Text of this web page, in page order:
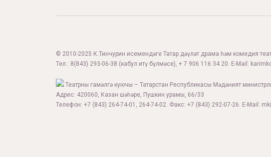
© 2010-2025 К.Тинчурин исемендәге Татар дәүләт драма һәм комедия
Тел.: 8(843) 293-06-38 (кабул итү бүлмәсе), + 7 906 116 34 20. E-Mail:
Театрны гамәлгә куючы – Татарстан Республикасы Мәдәният
Адрес: 420060, Казан шәһәре, Пушкин урамы, 66/33
Телефон: +7 (843) 264-74-01, 264-74-02. Факс: +7 (843) 292-07-26. E-Mail: